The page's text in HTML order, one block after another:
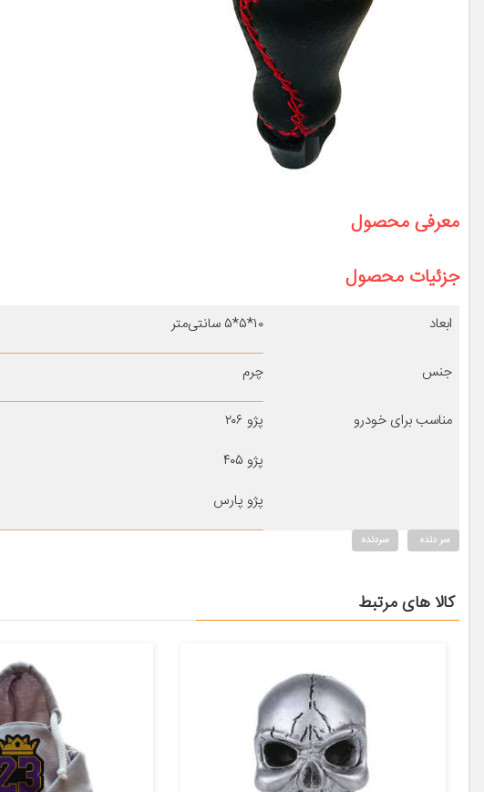
معرفی محصول
جزئیات محصول
ابعاد ۱۰*۵*۵ سانتی‌متر
جنس چرم
مناسب برای خودرو
پژو ۲۰۶
پژو ۴۰۵
پژو پارس
سر دنده سردنده
کالا های مرتبط